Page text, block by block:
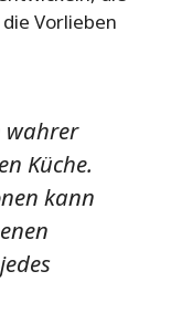
Vorlieben
wahrer
Küche.
kann